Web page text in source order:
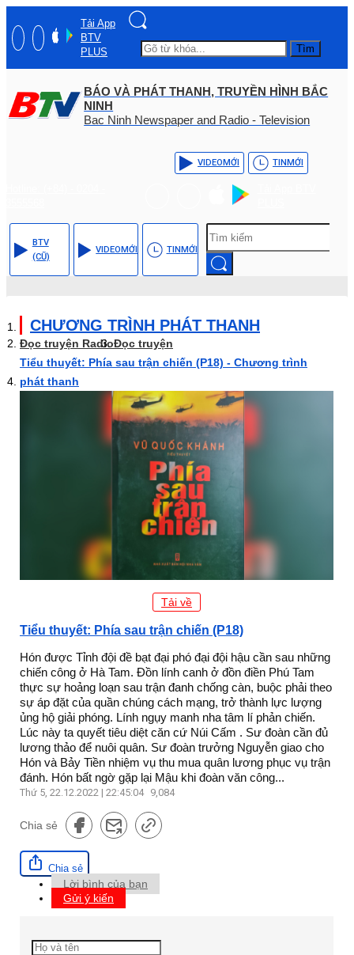
Tải App
BTV
PLUS
Tìm
BÁO VÀ PHÁT THANH, TRUYỀN HÌNH BẮC
NINH
Bac Ninh Newspaper and Radio - Television
VIDEOMỚI TINMỚI
BTV
(CŨ)
VIDEOMỚI TINMỚI
CHƯƠNG TRÌNH PHÁT THANH
Đọc truyện RadioĐọc truyện
Tiểu thuyết: Phía sau trận chiến (P18) - Chương trình
phát thanh
Tải về
Tiểu thuyết: Phía sau trận chiến (P18)
Hón được Tỉnh đội đề bạt đại phó đại đội hậu cần sau những
chiến công ở Hà Tam. Đồn lính canh ở đồn điền Phú Tam
thực sự hoảng loạn sau trận đanh chống càn, buộc phải theo
sự áp đặt của quần chúng cách mạng, trở thành lực lượng
ủng hộ giải phóng. Lính ngụy manh nha tâm lí phản chiến.
Lúc này ta quyết tiêu diệt căn cứ Núi Cấm . Sư đoàn cần đủ
lương thảo để nuôi quân. Sư đoàn trưởng Nguyễn giao cho
Hón và Bảy Tiền nhiệm vụ thu mua quân lương phục vụ trận
đánh. Hón bất ngờ gặp lại Mậu khi đoàn văn công...
Thứ 5, 22.12.2022 | 22:45:04 9,084
Chia sẻ
Chia sẻ
Lời bình của bạn
Gửi ý kiến